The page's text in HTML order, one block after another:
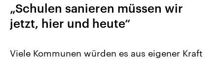
„Schulen sanieren müssen wir
jetzt, hier und heute“
Viele Kommunen würden es aus eigener Kraft